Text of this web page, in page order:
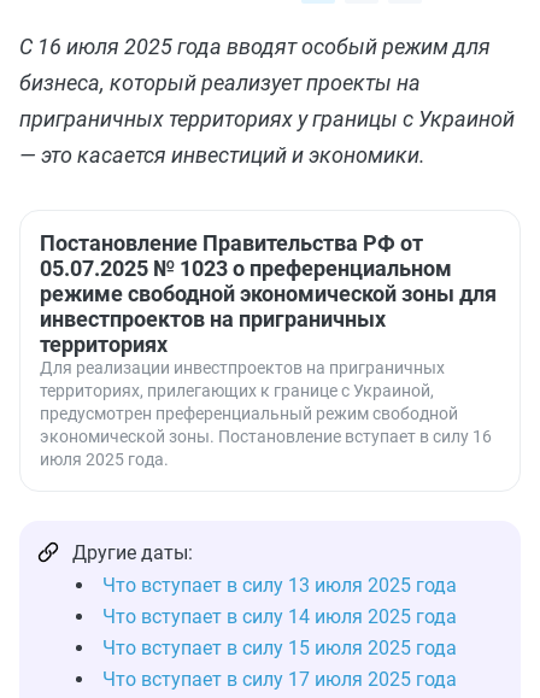
С 16 июля 2025 года вводят особый режим для
бизнеса, который реализует проекты на
приграничных территориях у границы с Украиной
— это касается инвестиций и экономики.
Постановление Правительства РФ от
05.07.2025 № 1023 о преференциальном
режиме свободной экономической зоны для
инвестпроектов на приграничных
территориях
Для реализации инвестпроектов на приграничных
территориях, прилегающих к границе с Украиной,
предусмотрен преференциальный режим свободной
экономической зоны. Постановление вступает в силу 16
июля 2025 года.
Другие даты:
Что вступает в силу 13 июля 2025 года
Что вступает в силу 14 июля 2025 года
Что вступает в силу 15 июля 2025 года
Что вступает в силу 17 июля 2025 года